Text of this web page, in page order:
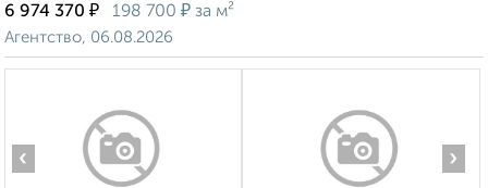
6 974 370 ₽ 198 700 ₽ за м²
Агентство, 06.08.2026
‹ ›